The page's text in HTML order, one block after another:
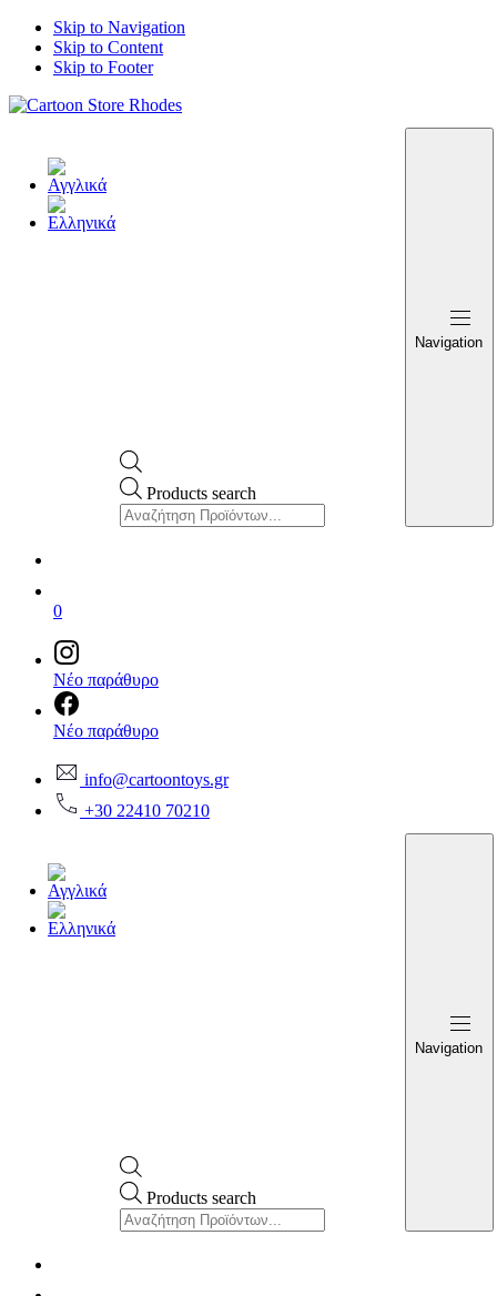
Skip to Navigation
Skip to Content
Skip to Footer
Products search
Navigation
0
Νέο παράθυρο
Νέο παράθυρο
info@cartoontoys.gr
+30 22410 70210
Products search
Navigation